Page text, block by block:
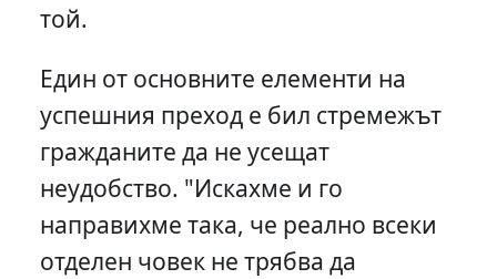
той.
Един от основните елементи на
успешния преход е бил стремежът
гражданите да не усещат
неудобство. "Искахме и го
направихме така, че реално всеки
отделен човек не трябва да